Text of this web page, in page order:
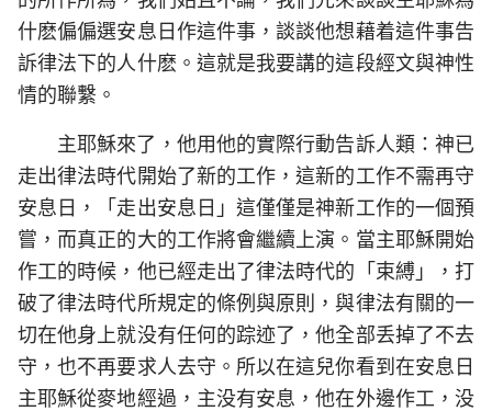
什麽偏偏選安息日作這件事，談談他想藉着這件事告
訴律法下的人什麽。這就是我要講的這段經文與神性
情的聯繫。
主耶穌來了，他用他的實際行動告訴人類：神已
走出律法時代開始了新的工作，這新的工作不需再守
安息日，「走出安息日」這僅僅是神新工作的一個預
嘗，而真正的大的工作將會繼續上演。當主耶穌開始
作工的時候，他已經走出了律法時代的「束縛」，打
破了律法時代所規定的條例與原則，與律法有關的一
切在他身上就没有任何的踪迹了，他全部丢掉了不去
守，也不再要求人去守。所以在這兒你看到在安息日
主耶穌從麥地經過，主没有安息，他在外邊作工，没